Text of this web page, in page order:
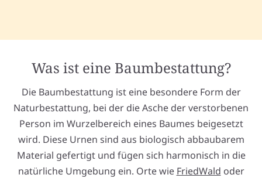
Was ist eine Baumbestattung?
Die Baumbestattung ist eine besondere Form der
Naturbestattung, bei der die Asche der verstorbenen
Person im Wurzelbereich eines Baumes beigesetzt
wird. Diese Urnen sind aus biologisch abbaubarem
Material gefertigt und fügen sich harmonisch in die
natürliche Umgebung ein. Orte wie FriedWald oder